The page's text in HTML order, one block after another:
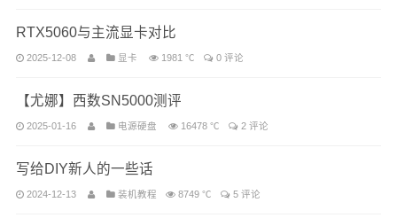
RTX5060与主流显卡对比
2025-12-08 显卡 1981 ℃ 0 评论
【尤娜】西数SN5000测评
2025-01-16 电源硬盘 16478 ℃ 2 评论
写给DIY新人的一些话
2024-12-13 装机教程 8749 ℃ 5 评论